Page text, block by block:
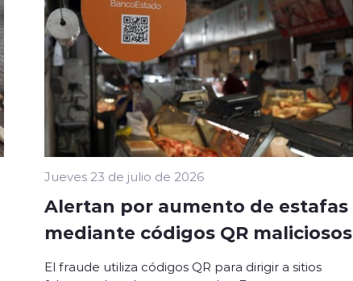
Jueves 23 de julio de 2026
Alertan por aumento de estafas
mediante códigos QR maliciosos
El fraude utiliza códigos QR para dirigir a sitios